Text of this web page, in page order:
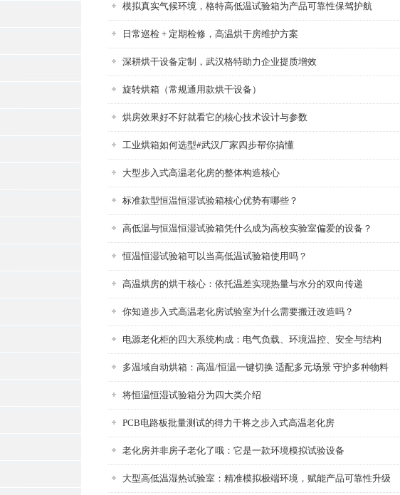
模拟真实气候环境，格特高低温试验箱为产品可靠性保驾护航
日常巡检 + 定期检修，高温烘干房维护方案
深耕烘干设备定制，武汉格特助力企业提质增效
旋转烘箱（常规通用款烘干设备）
烘房效果好不好就看它的核心技术设计与参数
工业烘箱如何选型#武汉厂家四步帮你搞懂
大型步入式高温老化房的整体构造核心
标准款型恒温恒湿试验箱核心优势有哪些？
高低温与恒温恒湿试验箱凭什么成为高校实验室偏爱的设备？
恒温恒湿试验箱可以当高低温试验箱使用吗？
高温烘房的烘干核心：依托温差实现热量与水分的双向传递
你知道步入式高温老化房试验室为什么需要搬迁改造吗？
电源老化柜的四大系统构成：电气负载、环境温控、安全与结构
多温域自动烘箱：高温/恒温一键切换 适配多元场景 守护多种物料
将恒温恒湿试验箱分为四大类介绍
PCB电路板批量测试的得力干将之步入式高温老化房
老化房并非房子老化了哦：它是一款环境模拟试验设备
大型高低温湿热试验室：精准模拟极端环境，赋能产品可靠性升级